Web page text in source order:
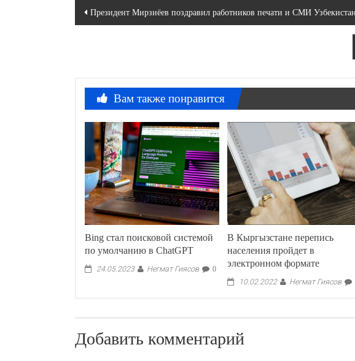
Навигация
Президент Мирзиёев поздравил работников печати и СМИ
Вам также понравится
Bing стал поисковой системой
по умолчанию в ChatGPT
24.05.2023 Негмат Гиясов 0
В Кыргызстане перепись
населения пройдет в
электронном формате
10.02.2022 Негмат Гиясов
Добавить комментарий